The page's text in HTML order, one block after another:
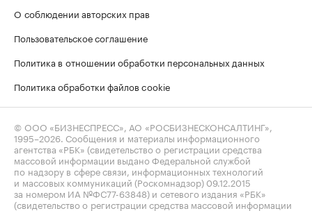
О соблюдении авторских прав
Пользовательское соглашение
Политика в отношении обработки персональных данных
Политика обработки файлов cookie
© ООО «БИЗНЕСПРЕСС», АО «РОСБИЗНЕСКОНСАЛТИНГ»,
1995–2026 . Сообщения и материалы информационного
агентства «РБК» (свидетельство о регистрации средства
массовой информации выдано Федеральной службой
по надзору в сфере связи, информационных технологий
и массовых коммуникаций (Роскомнадзор) 09.12.2015
за номером ИА №ФС77-63848) и сетевого издания «РБК»
(свидетельство о регистрации средства массовой информации